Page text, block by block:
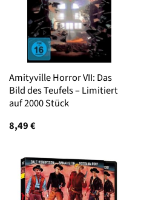
Amityville Horror VII: Das
Bild des Teufels – Limitiert
auf 2000 Stück
8,49€